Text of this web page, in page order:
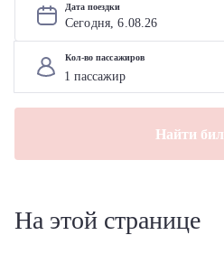
Дата поездки
Сегодня, 6.08.26
Кол-во пассажиров
Найти
На этой странице